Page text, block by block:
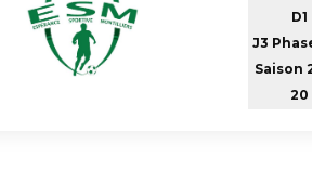
D1
J3
Saison
20